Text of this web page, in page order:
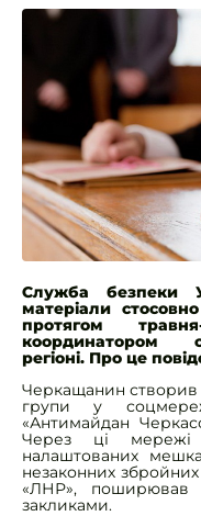
Служба безпеки
матеріали
протягом
координатором
регіоні. Про це
Черкащанин створив
групи у
«Антимайдан
Через ці мережі
налаштованих
незаконних
«ЛНР», поширював
закликами.